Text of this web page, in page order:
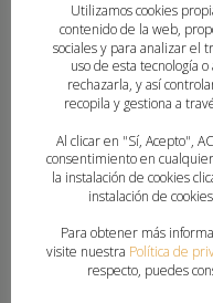
Utilizamos cookies
contenido de la web,
sociales y para analizar el
uso de esta tecnología
rechazarla, y así
recopila y gestiona a
Al clicar en "Sí, Acepto",
consentimiento en
la instalación de cookies
instalación de
Para obtener más
visite nuestra Política de
respecto, puedes